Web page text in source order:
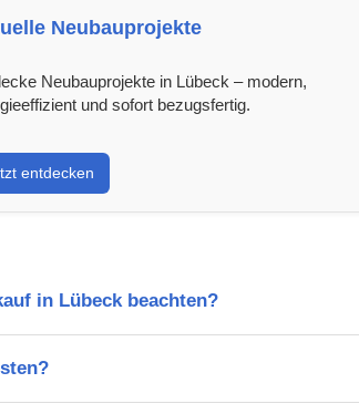
Neubauprojekte
Neubauprojekte in Lübeck – modern,
und sofort bezugsfertig.
entdecken
in Lübeck beachten?